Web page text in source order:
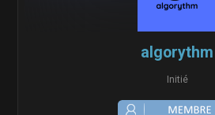
algorythm
Initié